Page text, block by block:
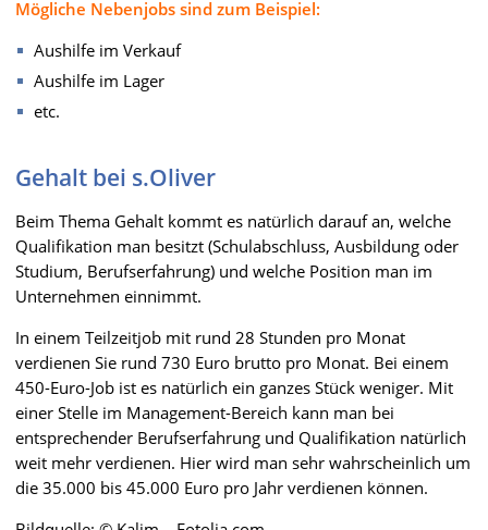
Mögliche Nebenjobs sind zum Beispiel:
Aushilfe im Verkauf
Aushilfe im Lager
etc.
Gehalt bei s.Oliver
Beim Thema Gehalt kommt es natürlich darauf an, welche
Qualifikation man besitzt (Schulabschluss, Ausbildung oder
Studium, Berufserfahrung) und welche Position man im
Unternehmen einnimmt.
In einem Teilzeitjob mit rund 28 Stunden pro Monat
verdienen Sie rund 730 Euro brutto pro Monat. Bei einem
450-Euro-Job ist es natürlich ein ganzes Stück weniger. Mit
einer Stelle im Management-Bereich kann man bei
entsprechender Berufserfahrung und Qualifikation natürlich
weit mehr verdienen. Hier wird man sehr wahrscheinlich um
die 35.000 bis 45.000 Euro pro Jahr verdienen können.